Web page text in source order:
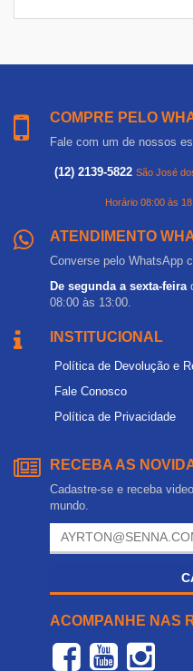
COMPRE PELO
Fale com um de nossos
(12) 2139-5822 São José
Horário 08:00 às
ATENDIMENTO
Converse pelo WhatsApp
De segunda a sexta-feira
08:00 às 13:00.
INSTITUCIONAL
Política de Devolução e
Fale Conosco
Política de Privacidade
RECEBA AS
Cadastre-se e receba
mundo.
ACOMPANHE NAS